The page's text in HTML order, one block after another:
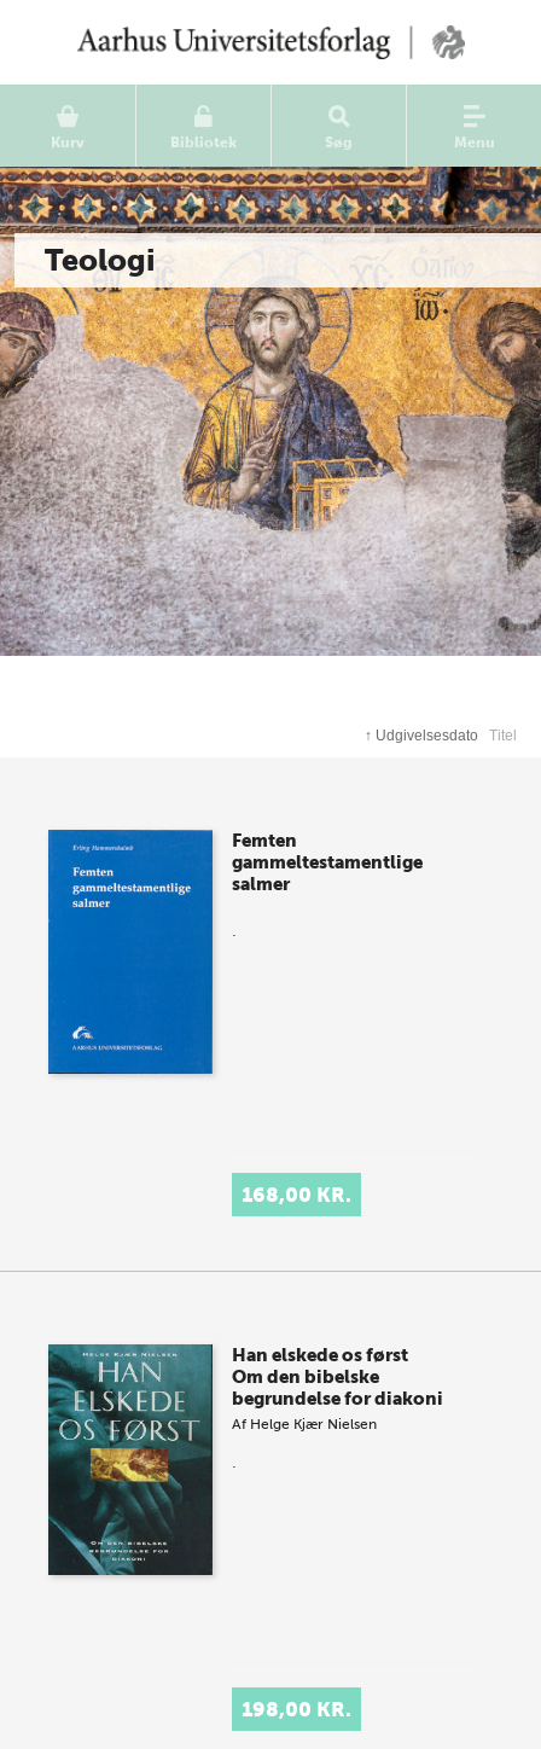
Kurv Bibliotek Søg Menu
Teologi
↑ Udgivelsesdato Titel
Femten
gammeltestamentlige
salmer
.
168,00 KR.
Han elskede os først
Om den bibelske
begrundelse for diakoni
Af Helge Kjær Nielsen
.
198,00 KR.